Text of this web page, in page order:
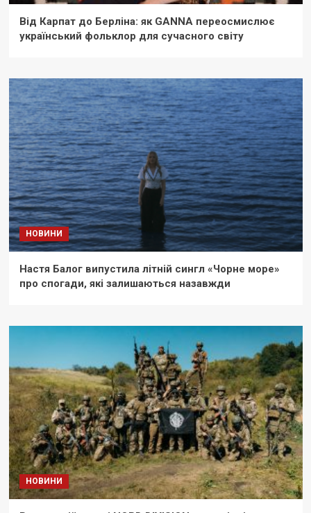
Від Карпат до Берліна: як GANNA переосмислює
український фольклор для сучасного світу
НОВИНИ
Настя Балог випустила літній сингл «Чорне море»
про спогади, які залишаються назавжди
НОВИНИ